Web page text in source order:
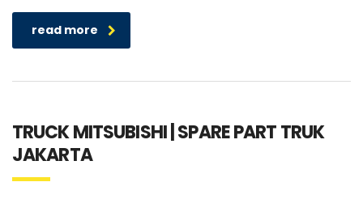
read more
TRUCK MITSUBISHI | SPARE PART TRUK
JAKARTA